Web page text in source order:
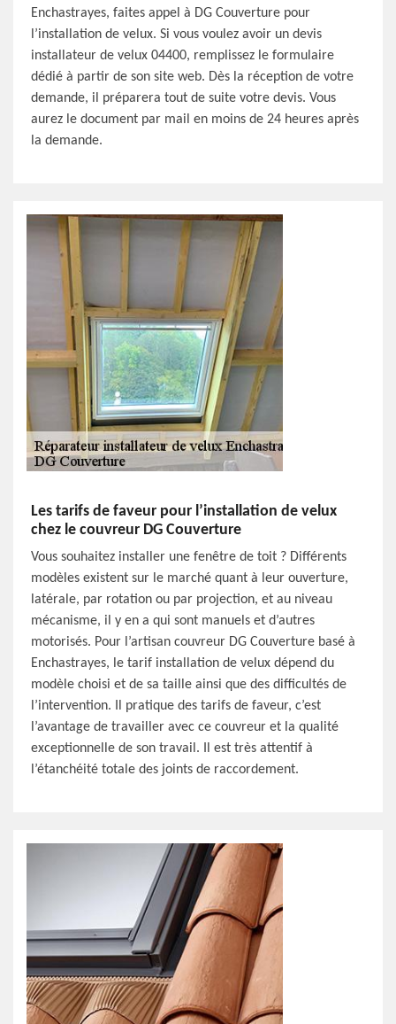
Enchastrayes, faites appel à DG Couverture pour
l’installation de velux. Si vous voulez avoir un devis
installateur de velux 04400, remplissez le formulaire
dédié à partir de son site web. Dès la réception de votre
demande, il préparera tout de suite votre devis. Vous
aurez le document par mail en moins de 24 heures après
la demande.
Les tarifs de faveur pour l’installation de velux
chez le couvreur DG Couverture
Vous souhaitez installer une fenêtre de toit ? Différents
modèles existent sur le marché quant à leur ouverture,
latérale, par rotation ou par projection, et au niveau
mécanisme, il y en a qui sont manuels et d’autres
motorisés. Pour l’artisan couvreur DG Couverture basé à
Enchastrayes, le tarif installation de velux dépend du
modèle choisi et de sa taille ainsi que des difficultés de
l’intervention. Il pratique des tarifs de faveur, c’est
l’avantage de travailler avec ce couvreur et la qualité
exceptionnelle de son travail. Il est très attentif à
l’étanchéité totale des joints de raccordement.